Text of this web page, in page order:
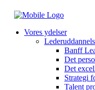
Vores ydelser
Banff
Det
Det
Strategi
Talent